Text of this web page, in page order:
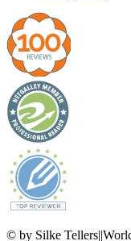
© by Silke